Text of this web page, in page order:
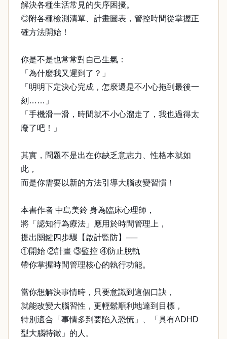
解決各種生活常見的失序困擾。
◎附各種檢測清單、計畫圖表，管控時間從掌握正
確方法開始！
你是不是也常常對自己生氣：
「為什麼我又遲到了？」
「明明下定決心完成，怎麼還是不小心拖到最後一
刻……」
「手機滑一滑，時間就不小心溜走了，我也過得太
廢了吧！」
其實，問題不是出在你缺乏意志力、性格本就如
此，
而是你需要以新的方法引導大腦改變習慣！
本書作者 中島美鈴 身為臨床心理師，
將「認知行為療法」應用於時間管理上，
提出關鍵四步驟【啟計監防】──
①開始 ②計畫 ③監控 ④防止脫軌
帶你掌握時間管理核心的執行功能。
當你想解決事情時，只要意識到這個口訣，
就能改變大腦習性，更輕鬆順利地達到目標，
特別適合「事情多到要陷入恐慌」、「具有ADHD
型大腦特徵」的人。